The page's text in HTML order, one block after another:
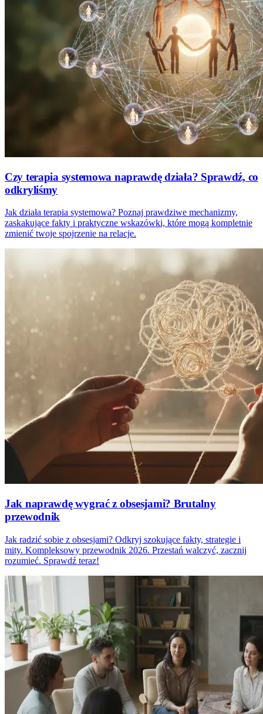
Czy terapia systemowa naprawdę działa? Sprawdź, co
odkryliśmy
Jak działa terapia systemowa? Poznaj prawdziwe mechanizmy,
zaskakujące fakty i praktyczne wskazówki, które mogą kompletnie
zmienić twoje spojrzenie na relacje.
Jak naprawdę wygrać z obsesjami? Brutalny
przewodnik
Jak radzić sobie z obsesjami? Odkryj szokujące fakty, strategie i
mity. Kompleksowy przewodnik 2026. Przestań walczyć, zacznij
rozumieć. Sprawdź teraz!